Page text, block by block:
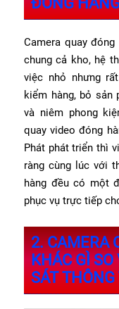
Camera quay
chung cả kho, hệ
việc nhỏ nhưng
kiểm hàng, bỏ sản
và niêm phong
quay video đóng
Phát phát triển thì
ràng cùng lúc với
hàng đều có một
phục vụ trực tiếp
2. CAMERA
KHÁC GÌ
SÁT